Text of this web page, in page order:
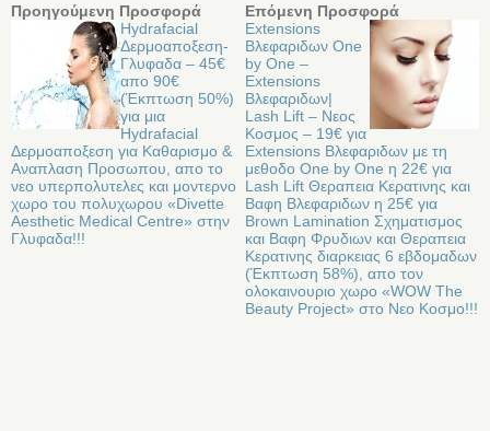
Προηγούμενη Προσφορά
Hydrafacial
Δερμοαποξεση-
Γλυφαδα – 45€
απο 90€
(Έκπτωση 50%)
για μια
Hydrafacial
Δερμοαποξεση για Καθαρισμο &
Αναπλαση Προσωπου, απο το
νεο υπερπολυτελες και μοντερνο
χωρο του πολυχωρου «Divette
Aesthetic Medical Centre» στην
Γλυφαδα!!!
Επόμενη Προσφορά
Extensions
Βλεφαριδων Οne
by Οne –
Extensions
Βλεφαριδων|
Lash Lift – Νεος
Κοσμος – 19€ για
Extensions Βλεφαριδων με τη
μεθοδο Οne by Οne η 22€ για
Lash Lift Θεραπεια Κερατινης και
Βαφη Βλεφαριδων η 25€ για
Brown Lamination Σχηματισμος
και Βαφη Φρυδιων και Θεραπεια
Κερατινης διαρκειας 6 εβδομαδων
(Έκπτωση 58%), απο τον
ολοκαινουριο χωρο «WOW The
Beauty Project» στo Νεο Κοσμο!!!